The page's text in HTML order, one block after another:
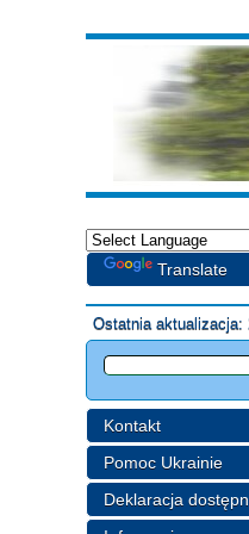
Translate
Ostatnia aktualizacja:
Kontakt
Pomoc Ukrainie
Deklaracja